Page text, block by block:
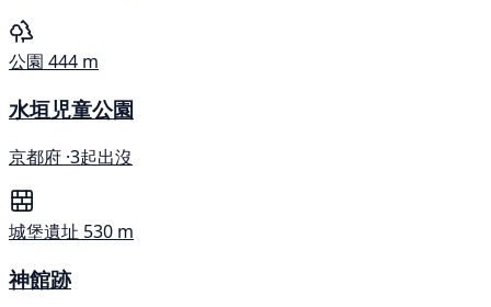
公園 444 m
水垣児童公園
京都府 ·3起出沒
城堡遺址 530 m
神館跡